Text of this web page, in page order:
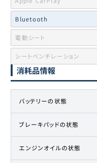
Bluetooth
電動シート
シートベンチレーション
消耗品情報
バッテリーの状態
ブレーキパッドの状態
エンジンオイルの状態